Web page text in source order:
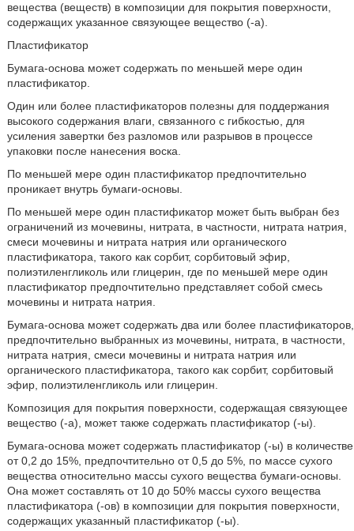
вещества (веществ) в композиции для покрытия поверхности,
содержащих указанное связующее вещество (-а).
Пластификатор
Бумага-основа может содержать по меньшей мере один
пластификатор.
Один или более пластификаторов полезны для поддержания
высокого содержания влаги, связанного с гибкостью, для
усиления завертки без разломов или разрывов в процессе
упаковки после нанесения воска.
По меньшей мере один пластификатор предпочтительно
проникает внутрь бумаги-основы.
По меньшей мере один пластификатор может быть выбран без
ограничений из мочевины, нитрата, в частности, нитрата натрия,
смеси мочевины и нитрата натрия или органического
пластификатора, такого как сорбит, сорбитовый эфир,
полиэтиленгликоль или глицерин, где по меньшей мере один
пластификатор предпочтительно представляет собой смесь
мочевины и нитрата натрия.
Бумага-основа может содержать два или более пластификаторов,
предпочтительно выбранных из мочевины, нитрата, в частности,
нитрата натрия, смеси мочевины и нитрата натрия или
органического пластификатора, такого как сорбит, сорбитовый
эфир, полиэтиленгликоль или глицерин.
Композиция для покрытия поверхности, содержащая связующее
вещество (-а), может также содержать пластификатор (-ы).
Бумага-основа может содержать пластификатор (-ы) в количестве
от 0,2 до 15%, предпочтительно от 0,5 до 5%, по массе сухого
вещества относительно массы сухого вещества бумаги-основы.
Она может составлять от 10 до 50% массы сухого вещества
пластификатора (-ов) в композиции для покрытия поверхности,
содержащих указанный пластификатор (-ы).